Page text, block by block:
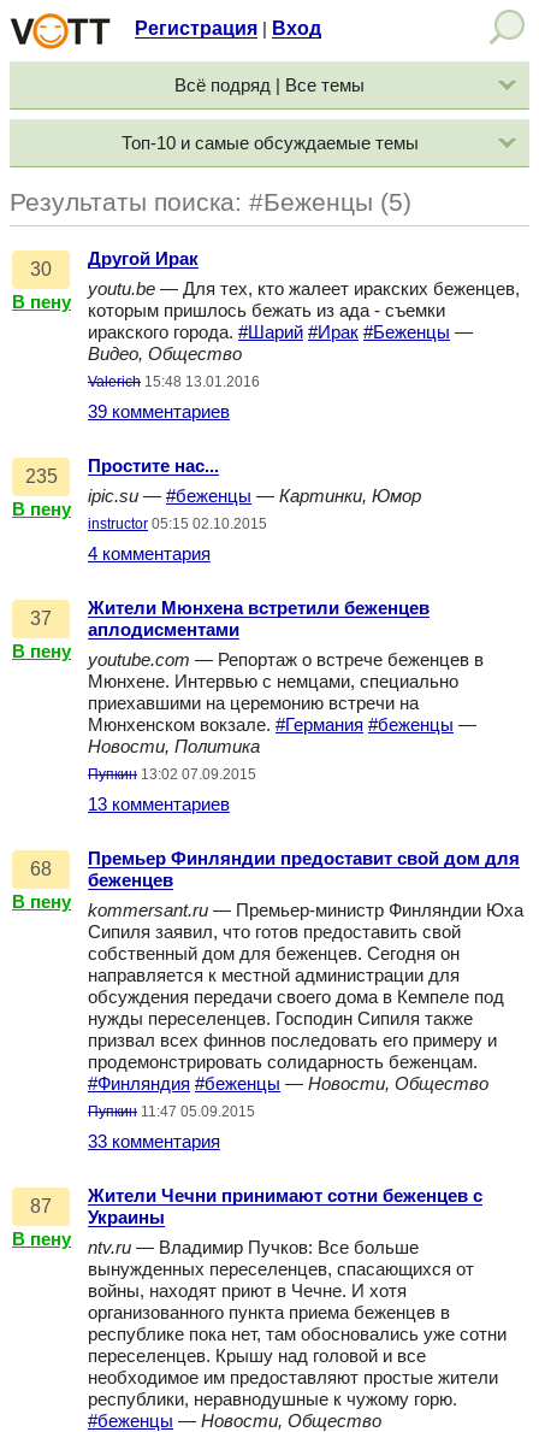
Регистрация Вход
Всё подряд | Все темы
Топ-10 и самые обсуждаемые темы
Результаты поиска: #Беженцы (5)
30
В пену
Другой Ирак
youtu.be — Для тех, кто жалеет иракских беженцев,
которым пришлось бежать из ада - съемки
иракского города. #Шарий #Ирак #Беженцы —
Видео, Общество
Valerich 15:48 13.01.2016
39 комментариев
235
В пену
Простите нас...
ipic.su — #беженцы — Картинки, Юмор
instructor 05:15 02.10.2015
4 комментария
37
В пену
Жители Мюнхена встретили беженцев
аплодисментами
youtube.com — Репортаж о встрече беженцев в
Мюнхене. Интервью с немцами, специально
приехавшими на церемонию встречи на
Мюнхенском вокзале. #Германия #беженцы —
Новости, Политика
Пупкин 13:02 07.09.2015
13 комментариев
68
В пену
Премьер Финляндии предоставит свой дом для
беженцев
kommersant.ru — Премьер-министр Финляндии Юха
Сипиля заявил, что готов предоставить свой
собственный дом для беженцев. Сегодня он
направляется к местной администрации для
обсуждения передачи своего дома в Кемпеле под
нужды переселенцев. Господин Сипиля также
призвал всех финнов последовать его примеру и
продемонстрировать солидарность беженцам.
#Финляндия #беженцы — Новости, Общество
Пупкин 11:47 05.09.2015
33 комментария
87
В пену
Жители Чечни принимают сотни беженцев с
Украины
ntv.ru — Владимир Пучков: Все больше
вынужденных переселенцев, спасающихся от
войны, находят приют в Чечне. И хотя
организованного пункта приема беженцев в
республике пока нет, там обосновались уже сотни
переселенцев. Крышу над головой и все
необходимое им предоставляют простые жители
республики, неравнодушные к чужому горю.
#беженцы — Новости, Общество